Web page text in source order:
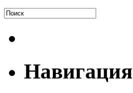
Навигация